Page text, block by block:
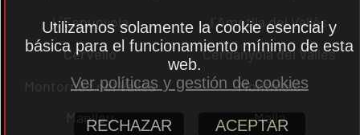
L´Espunyola
l´Ametlla del Vallès
Cervelló
Cerdanyola del Vallès
Montornès del Vallès
Montmeló
Manlleu
Malla
Utilizamos solamente la cookie esencial y
básica para el funcionamiento mínimo de esta
web.
Ver políticas y gestión de cookies
RECHAZAR ACEPTAR